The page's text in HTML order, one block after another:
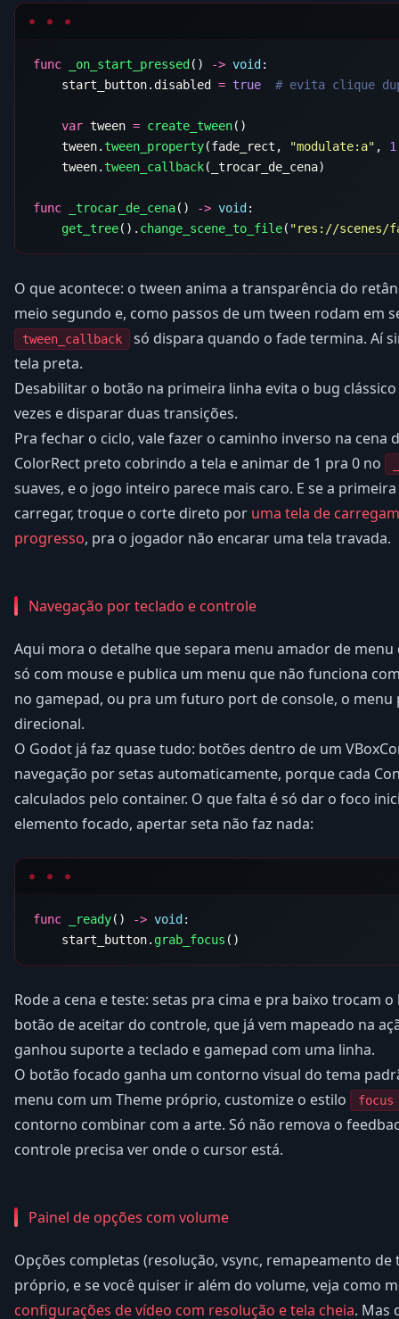
func _on_start_pressed () -> void
    start_button.disabled
= true
    var
tween = create_tween
    tween.
tween_property(fade_rect, "modulate:a" ,
    tween.
tween_callback
func _trocar_de_cena() -> void
    get_tree
(). change_scene_to_file( "res://scenes/
O que acontece: o tween anima a transparência do
meio segundo e, como passos de um tween rodam em
tween_callback
só dispara quando o fade termina. Aí
tela preta.
Desabilitar o botão na primeira linha evita o bug
vezes e disparar duas transições.
Pra fechar o ciclo, vale fazer o caminho inverso na cena
ColorRect preto cobrindo a tela e animar de 1 pra 0 no
suaves, e o jogo inteiro parece mais caro. E se a
carregar, troque o corte direto por uma tela de
progresso, pra o jogador não encarar uma tela travada.
Navegação por teclado e controle
Aqui mora o detalhe que separa menu amador de
só com mouse e publica um menu que não funciona
no gamepad, ou pra um futuro port de console, o menu
direcional.
O Godot já faz quase tudo: botões dentro de um
navegação por setas automaticamente, porque cada
calculados pelo container. O que falta é só dar o foco
elemento focado, apertar seta não faz nada:
func _ready() -> void
    start_button.
grab_focus
Rode a cena e teste: setas pra cima e pra baixo trocam
botão de aceitar do controle, que já vem mapeado na
ganhou suporte a teclado e gamepad com uma linha.
O botão focado ganha um contorno visual do tema
menu com um Theme próprio, customize o estilo
focus
contorno combinar com a arte. Só não remova o
controle precisa ver onde o cursor está.
Painel de opções com volume
Opções completas (resolução, vsync, remapeamento
próprio, e se você quiser ir além do volume, veja como
configurações de vídeo com resolução e tela cheia. Mas